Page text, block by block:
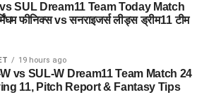
का सम्मान करना सरकार का दायित्व है।
SUL Dream11 Team Today Match
फीनिक्स vs सनराइजर्स लीड्स ड्रीम11 टीम
19 hours ago
vs SUL-W Dream11 Team Match 24
11, Pitch Report & Fantasy Tips